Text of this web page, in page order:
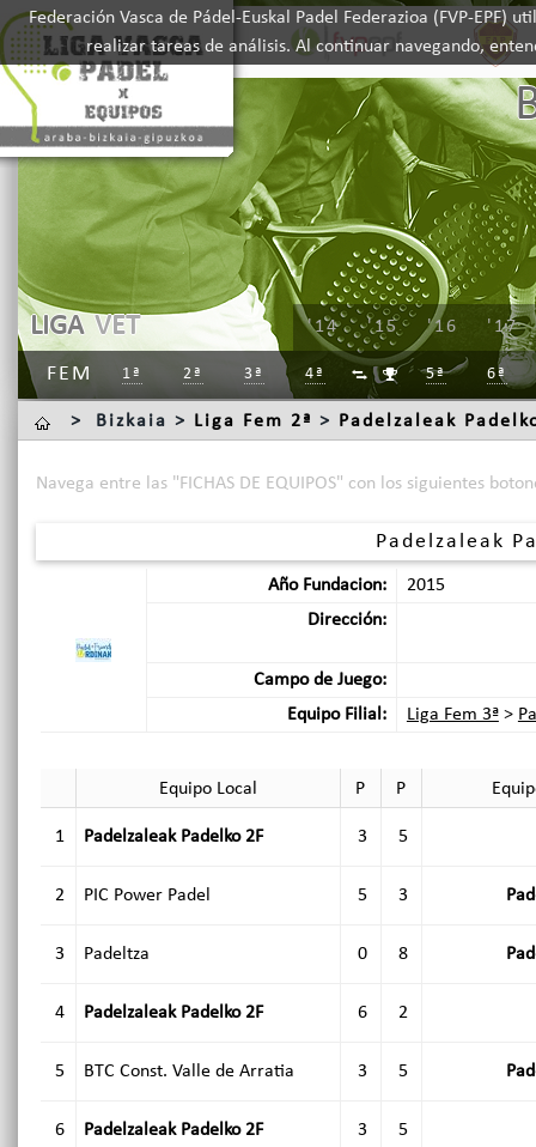
Federación Vasca de Pádel-Euskal Padel Federazioa (FVP-
realizar tareas de análisis. Al continuar navegando,
LIGA VET '17
'16
'15
'14
FEM 1ª 2ª 3ª 4ª   5ª 6ª
> Bizkaia > Liga Fem 2ª > Padelzaleak
Navega entre las "FICHAS DE EQUIPOS" con los siguientes
Padelzaleak
Año Fundacion:
2015
Dirección:
Campo de Juego:
Equipo Filial:
Liga Fem 3ª>
Equipo Local P P
1 Padelzaleak Padelko 2F 3 5
2 PIC Power Padel 5 3
3 Padeltza 0 8
4 Padelzaleak Padelko 2F 6 2
5 BTC Const. Valle de Arratia 3 5
6 Padelzaleak Padelko 2F 3 5